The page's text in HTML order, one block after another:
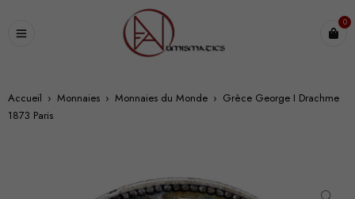
0
Accueil › Monnaies › Monnaies du Monde › Grèce George I Drachme
1873 Paris